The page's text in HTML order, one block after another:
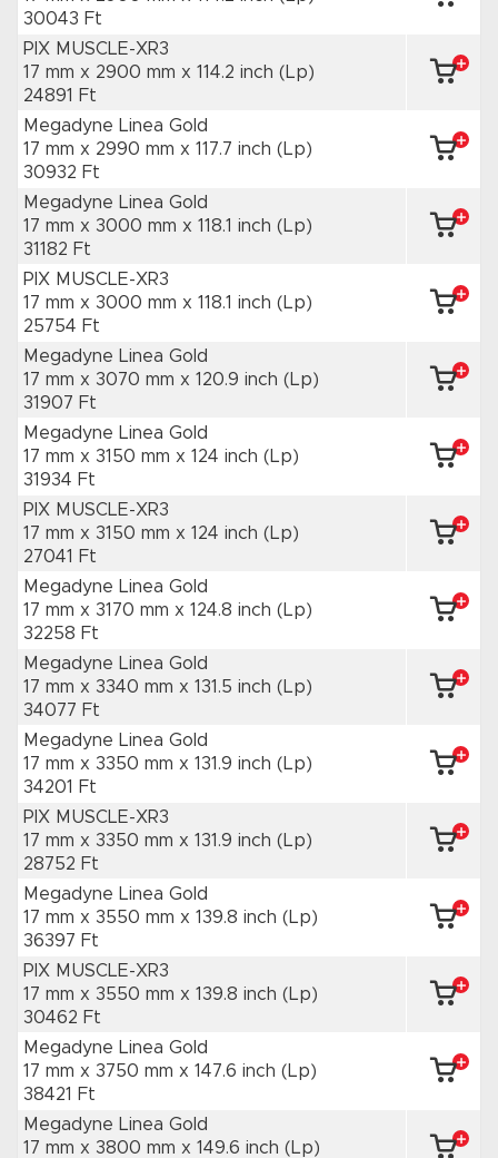
30043 Ft
PIX MUSCLE-XR3
17 mm x 2900 mm x 114.2 inch (Lp)
24891 Ft
Megadyne Linea Gold
17 mm x 2990 mm x 117.7 inch (Lp)
30932 Ft
Megadyne Linea Gold
17 mm x 3000 mm x 118.1 inch (Lp)
31182 Ft
PIX MUSCLE-XR3
17 mm x 3000 mm x 118.1 inch (Lp)
25754 Ft
Megadyne Linea Gold
17 mm x 3070 mm x 120.9 inch (Lp)
31907 Ft
Megadyne Linea Gold
17 mm x 3150 mm x 124 inch (Lp)
31934 Ft
PIX MUSCLE-XR3
17 mm x 3150 mm x 124 inch (Lp)
27041 Ft
Megadyne Linea Gold
17 mm x 3170 mm x 124.8 inch (Lp)
32258 Ft
Megadyne Linea Gold
17 mm x 3340 mm x 131.5 inch (Lp)
34077 Ft
Megadyne Linea Gold
17 mm x 3350 mm x 131.9 inch (Lp)
34201 Ft
PIX MUSCLE-XR3
17 mm x 3350 mm x 131.9 inch (Lp)
28752 Ft
Megadyne Linea Gold
17 mm x 3550 mm x 139.8 inch (Lp)
36397 Ft
PIX MUSCLE-XR3
17 mm x 3550 mm x 139.8 inch (Lp)
30462 Ft
Megadyne Linea Gold
17 mm x 3750 mm x 147.6 inch (Lp)
38421 Ft
Megadyne Linea Gold
17 mm x 3800 mm x 149.6 inch (Lp)